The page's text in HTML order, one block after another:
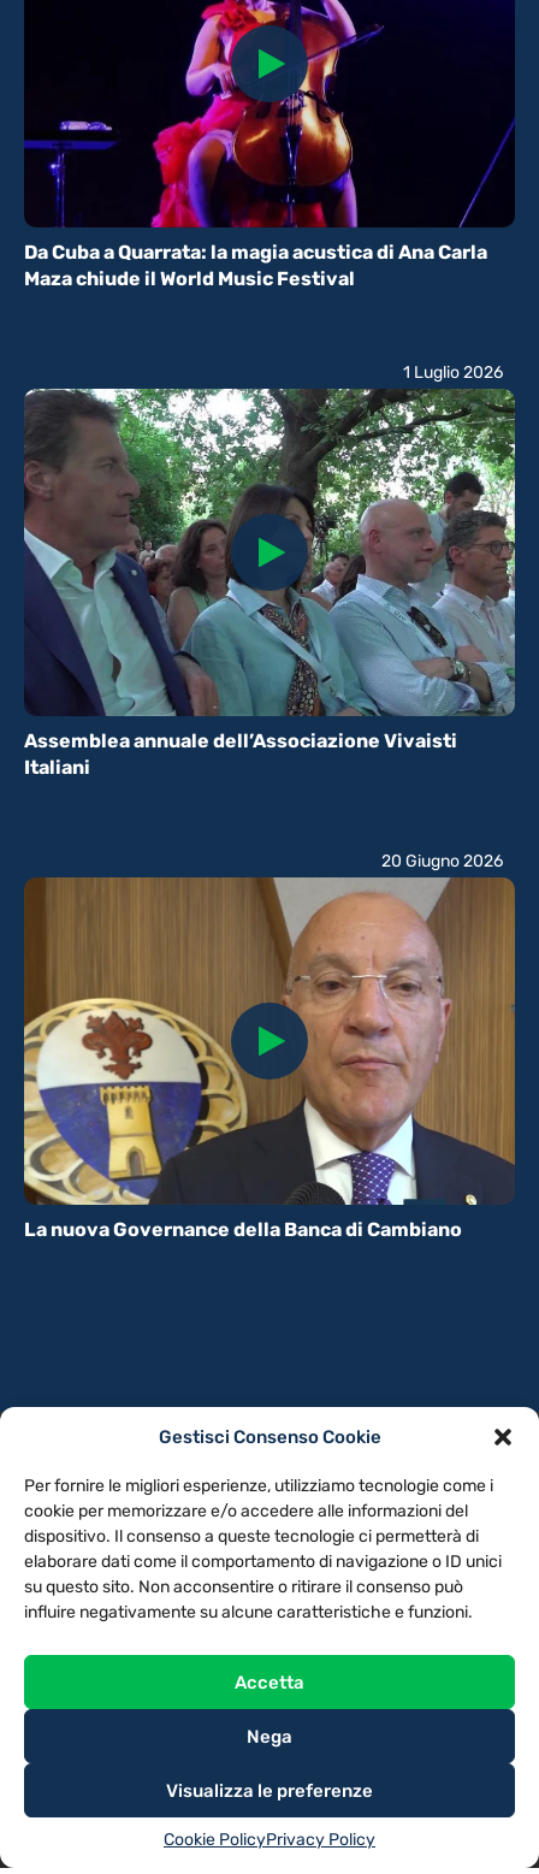
Gestisci Consenso Cookie
Per fornire le migliori esperienze, utilizziamo tecnologie come i
cookie per memorizzare e/o accedere alle informazioni del
dispositivo. Il consenso a queste tecnologie ci permetterà di
elaborare dati come il comportamento di navigazione o ID unici
su questo sito. Non acconsentire o ritirare il consenso può
influire negativamente su alcune caratteristiche e funzioni.
Accetta
Nega
Visualizza le preferenze
Cookie PolicyPrivacy Policy
Da Cuba a Quarrata: la magia acustica di Ana Carla
Maza chiude il World Music Festival
Assemblea annuale dell’Associazione Vivaisti
Italiani
1 Luglio 2026
La nuova Governance della Banca di Cambiano
20 Giugno 2026
NOTE LEGALI
CONTATTACI PREFERENZE
TV LIBERA S.P.A.
Via Monteleonese 95/21 – 51100 Pistoia (PT)
Tel. 0573.9136 / Fax 0573.913615